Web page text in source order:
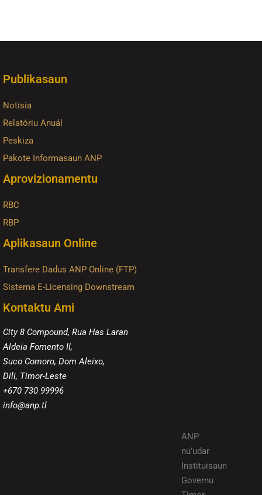
Publikasaun
Notisia
Relatóriu Anuál
Peskiza
Pakote Informasaun ANP
Aprovizionamentu
RBC
RBP
Aplikasaun Online
Transfere Dadus ANP Online (FTP)
Sistema E-Licensing Downstream
Kontaktu Ami
City 8 Compound, Rua Has Laran
Aldeia Fomento II,
Suco Comoro, Dom Aleixo,
Dili, Timor-Leste
+670 730 99996
info@anp.tl
ANP
nu’udar
Instituisaun
Governu